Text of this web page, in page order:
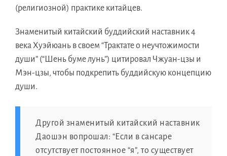
(религиозной) практике китайцев.
Знаменитый китайский буддийский наставник 4
века Хуэйюань в своем “Трактате о неучтожимости
души” (“Шень буме лунь”) цитировал Чжуан-цзы и
Мэн-цзы, чтобы подкрепить буддийскую концепцию
души.
Другой знаменитый китайский наставник
Даошэн вопрошал: “Если в сансаре
отсутствует постоянное “я”, то существует